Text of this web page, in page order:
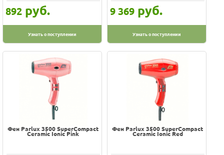
892 руб.
Узнать о поступлении
9 369 руб.
Узнать о поступлении
Фен Parlux 3500 SuperCompact
Ceramic Ionic Pink
Фен Parlux 3500 SuperCompact
Ceramic Ionic Red